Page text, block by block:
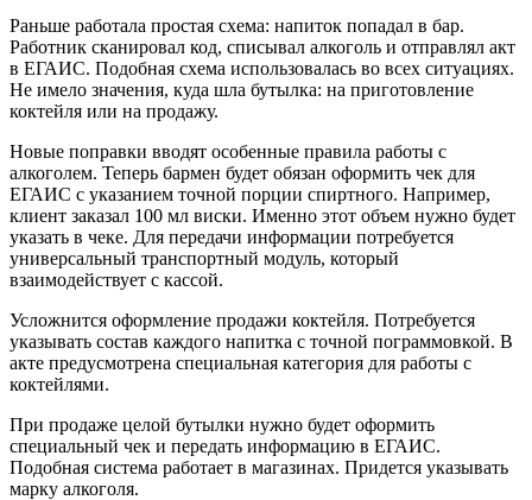
Раньше работала простая схема: напиток попадал в бар.
Работник сканировал код, списывал алкоголь и отправлял акт
в ЕГАИС. Подобная схема использовалась во всех ситуациях.
Не имело значения, куда шла бутылка: на приготовление
коктейля или на продажу.
Новые поправки вводят особенные правила работы с
алкоголем. Теперь бармен будет обязан оформить чек для
ЕГАИС с указанием точной порции спиртного. Например,
клиент заказал 100 мл виски. Именно этот объем нужно будет
указать в чеке. Для передачи информации потребуется
универсальный транспортный модуль, который
взаимодействует с кассой.
Усложнится оформление продажи коктейля. Потребуется
указывать состав каждого напитка с точной пограммовкой. В
акте предусмотрена специальная категория для работы с
коктейлями.
При продаже целой бутылки нужно будет оформить
специальный чек и передать информацию в ЕГАИС.
Подобная система работает в магазинах. Придется указывать
марку алкоголя.